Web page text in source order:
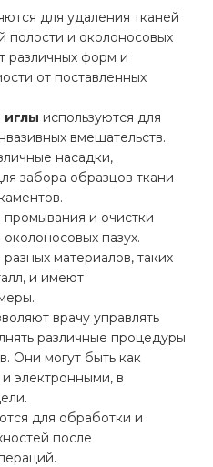
для удаления тканей
полости и околоносовых
различных форм и
от поставленных
иглы используются для
вмешательств.
насадки,
забора образцов ткани
промывания и очистки
пазух.
материалов, таких
и имеют
врачу управлять
различные процедуры
Они могут быть как
электронными, в
для обработки и
после